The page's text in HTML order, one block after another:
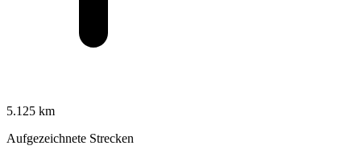
5.125 km
Aufgezeichnete Strecken